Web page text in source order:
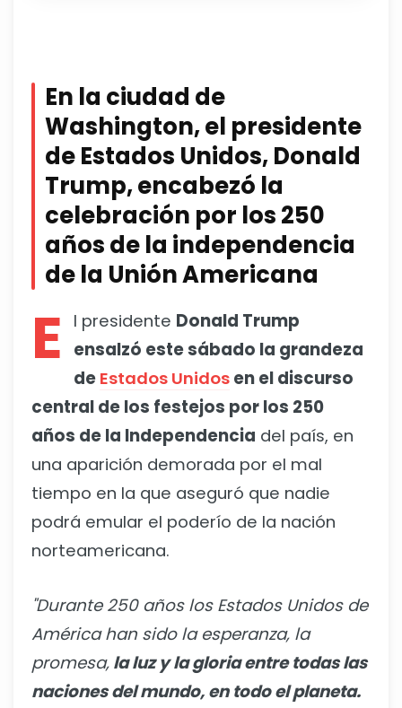
En la ciudad de
Washington, el presidente
de Estados Unidos, Donald
Trump, encabezó la
celebración por los 250
años de la independencia
de la Unión Americana
E l presidente Donald Trump
ensalzó este sábado la grandeza
de Estados Unidos en el discurso
central de los festejos por los 250
años de la Independencia del país, en
una aparición demorada por el mal
tiempo en la que aseguró que nadie
podrá emular el poderío de la nación
norteamericana.
"Durante 250 años los Estados Unidos de
América han sido la esperanza, la
promesa, la luz y la gloria entre todas las
naciones del mundo, en todo el planeta.